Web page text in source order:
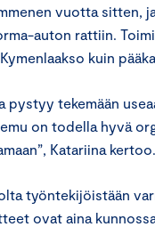
vuotta sitten,
auton rattiin.
kuin
pystyy tekemään
on todella hyvä
Katariina kertoo.
työntekijöistään
ovat aina